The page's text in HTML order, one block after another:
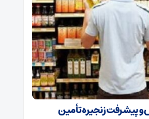
و پیشرفت زنجیره تأمین